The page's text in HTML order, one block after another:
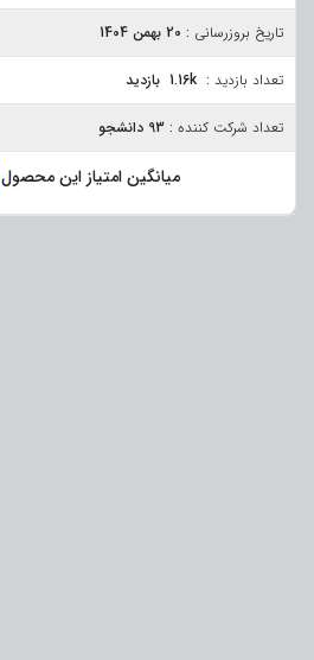
تاریخ بروزرسانی : 20 بهمن 1404
تعداد بازدید :
تعداد شرکت کننده : 93 دانشجو
میانگین امتیاز این محصول